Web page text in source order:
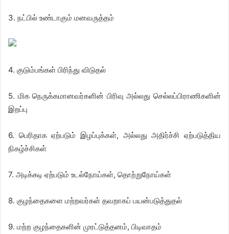
3. நட்பில் உண்டாகும் மனவருத்தம்
4. குடும்பங்கள் பிரிந்து விடுதல்
5. மிக நெருக்கமானவர்களின் பிரிவு அல்லது செல்லப்பிராணிகளின்
இறப்பு
6. பெரிதாக ஏற்படும் இழப்புக்கள், அல்லது அதிர்ச்சி ஏற்படுத்திய
நிகழ்ச்சிகள்
7. அடிக்கடி ஏற்படும் உடல்நோய்கள், தொற்றுநோய்கள்
8. குழந்தைகளை மற்றவர்கள் தவறாகப் பயன்படுத்துதல்
9. மற்ற குழந்தைகளின் முரட்டுத்தனம், பிடிவாதம்